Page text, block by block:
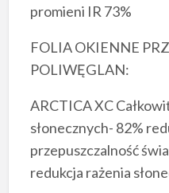
promieni IR 73%
FOLIA OKIENNE
POLIWĘGLAN:
ARCTICA XC
słonecznych- 82%
przepuszczalność
redukcja rażenia